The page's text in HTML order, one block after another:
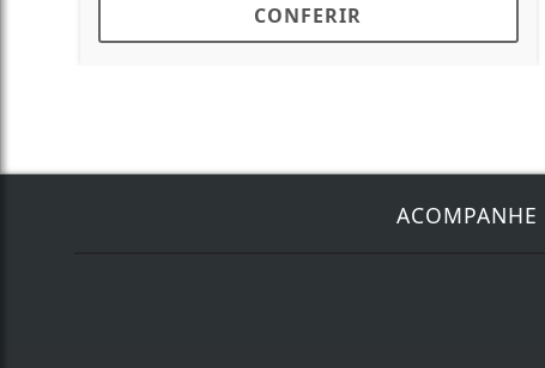
CONFERIR
ACOMPANHE